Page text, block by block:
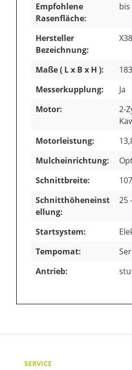
Empfohlene
Rasenfläche:
bis
Hersteller
Bezeichnung:
Maße ( L x B x H ):
Messerkupplung:
Ja
Motor:
2-
Motorleistung:
Mulcheinrichtung:
Schnittbreite:
Schnitthöheneinst
ellung:
25
Startsystem:
Tempomat:
Antrieb:
SERVICE